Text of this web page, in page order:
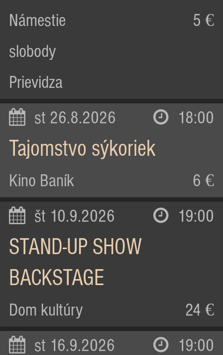
Námestie
slobody
Prievidza
5 €
st 26.8.2026 18:00
Tajomstvo sýkoriek
Kino Baník 6 €
št 10.9.2026 19:00
STAND-UP SHOW
BACKSTAGE
Dom kultúry 24 €
st 16.9.2026 19:00